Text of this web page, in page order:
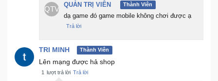
QTV
QUẢN TRỊ VIÊN Thành Viên
dạ game đó game mobile không chơi được ạ
Trả lời
TRI MINH Thành Viên
Lên mạng được hả shop
1 lượt trả lời Trả lời